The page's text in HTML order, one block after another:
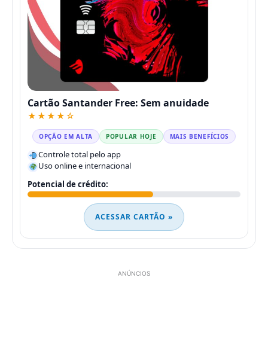
Cartão Santander Free: Sem anuidade
★★★★☆
OPÇÃO EM ALTA POPULAR HOJE MAIS BENEFÍCIOS
Controle total pelo app
Uso online e internacional
Potencial de crédito:
ACESSAR CARTÃO »
ANÚNCIOS